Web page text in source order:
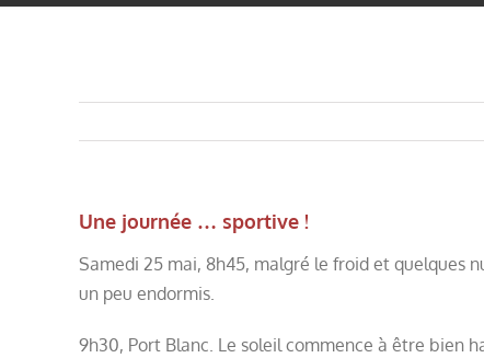
Une journée … sportive !
Samedi 25 mai, 8h45, malgré le froid et quelques
un peu endormis.
9h30, Port Blanc. Le soleil commence à être bien